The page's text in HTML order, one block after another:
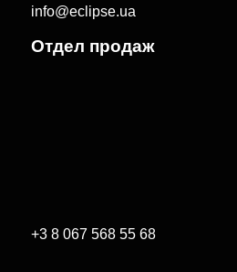
info@eclipse.ua
Отдел продаж
+3 8 067 568 55 68